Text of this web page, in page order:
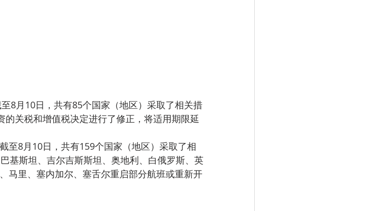
8月10日，共有85个国家（地区）采取了相关措
关税和增值税决定进行了修正，将适用期限延
8月10日，共有159个国家（地区）采取了相
基斯坦、吉尔吉斯斯坦、奥地利、白俄罗斯、英
马里、塞内加尔、塞舌尔重启部分航班或重新开